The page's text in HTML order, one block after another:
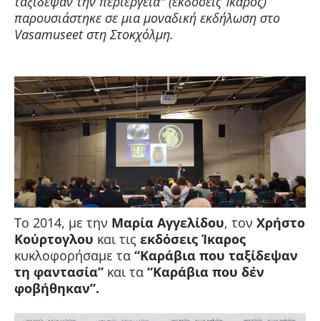
παρουσιάστηκε σε μια μοναδική εκδήλωση στο
Vasamuseet στη Στοκχόλμη.
Το 2014, με την Μαρία Αγγελίδου, τον Χρήστο
Κούρτογλου και τις εκδόσεις Ίκαρος
κυκλοφορήσαμε τα “Καράβια που ταξίδεψαν
τη φαντασία” και τα “Καράβια που δέν
φοβήθηκαν”.